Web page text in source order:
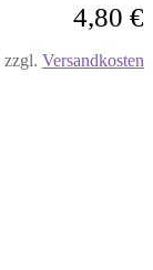
4,80 €
zzgl. Versandkosten